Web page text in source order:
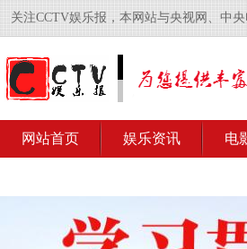
关注CCTV娱乐报，本网站与央视网、中央
网站首页 娱乐资讯 电